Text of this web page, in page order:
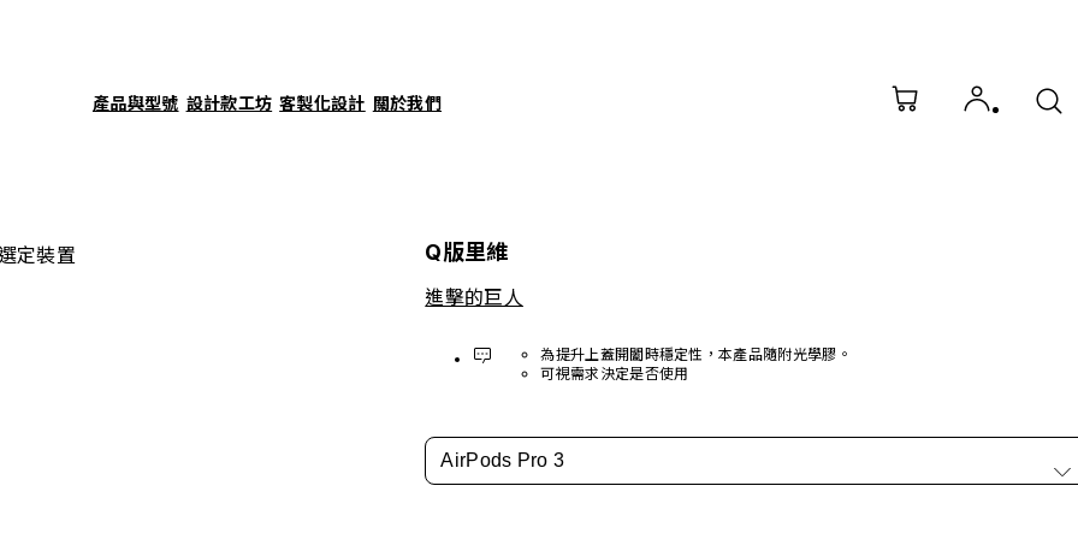
產品與型號 設計款工坊 客製化設計 關於我們
定裝置 Q版里維
進擊的巨人
為提升上蓋開闔時穩定性，本產品隨附光學膠。
可視需求決定是否使用
AirPods Pro 3